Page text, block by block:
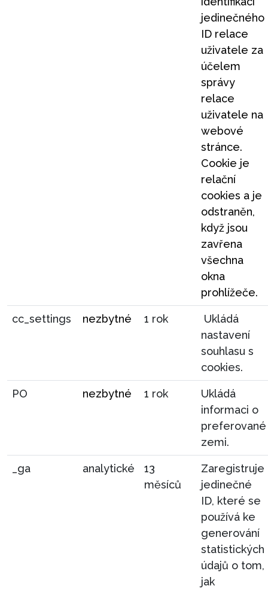
jedinečného
ID relace
uživatele za
účelem
správy
relace
uživatele na
webové
stránce.
Cookie je
relační
cookies a je
odstraněn,
když jsou
zavřena
všechna
okna
prohlížeče.
cc_settings nezbytné 1 rok
Ukládá
nastavení
souhlasu s
cookies.
PO nezbytné 1 rok
Ukládá
informaci o
preferované
zemi.
_ga analytické
13
měsíců
Zaregistruje
jedinečné
ID, které se
používá ke
generování
statistických
údajů o tom,
jak